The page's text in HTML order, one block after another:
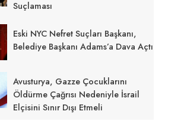
Suçlaması
Eski NYC Nefret Suçları Başkanı,
Belediye Başkanı Adams’a Dava Açtı
Avusturya, Gazze Çocuklarını
Öldürme Çağrısı Nedeniyle İsrail
Elçisini Sınır Dışı Etmeli